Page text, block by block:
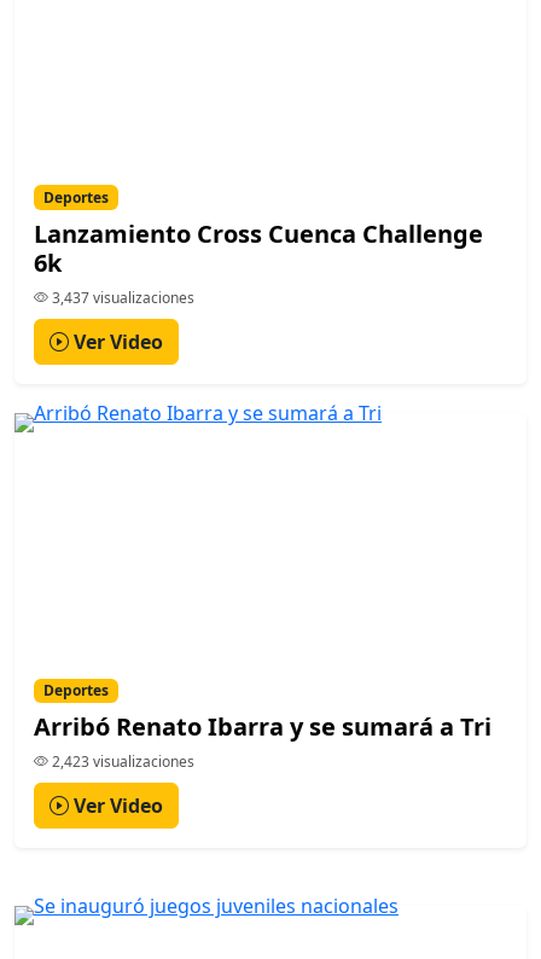
Deportes
Lanzamiento Cross Cuenca Challenge
6k
3,437 visualizaciones
Ver Video
Deportes
Arribó Renato Ibarra y se sumará a Tri
2,423 visualizaciones
Ver Video